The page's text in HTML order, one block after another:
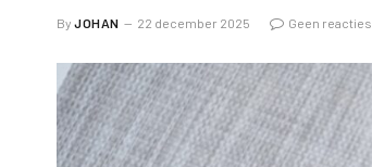
By JOHAN 22 december 2025 Geen reacties